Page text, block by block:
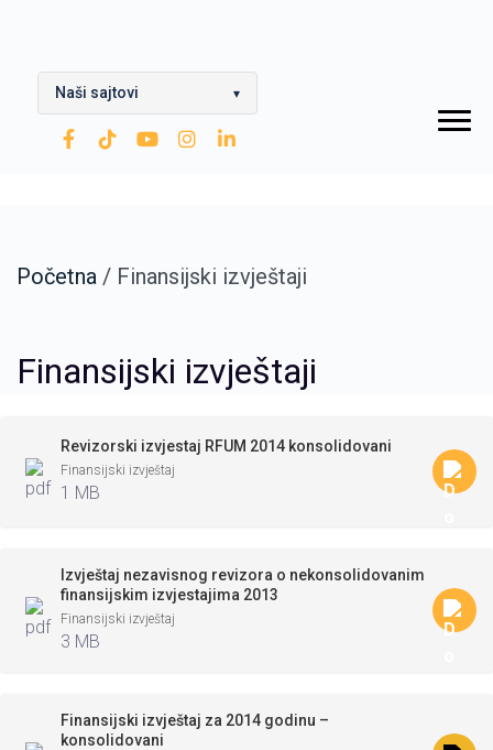
Naši sajtovi ▾
OPTIMA Grupa
Rafinerija nafte Brod
CNG
Početna / Finansijski izvještaji
Finansijski izvještaji
Revizorski izvjestaj RFUM 2014 konsolidovani
Finansijski izvještaj
1 MB
Izvještaj nezavisnog revizora o nekonsolidovanim
finansijskim izvjestajima 2013
Finansijski izvještaj
3 MB
Finansijski izvještaj za 2014 godinu –
konsolidovani